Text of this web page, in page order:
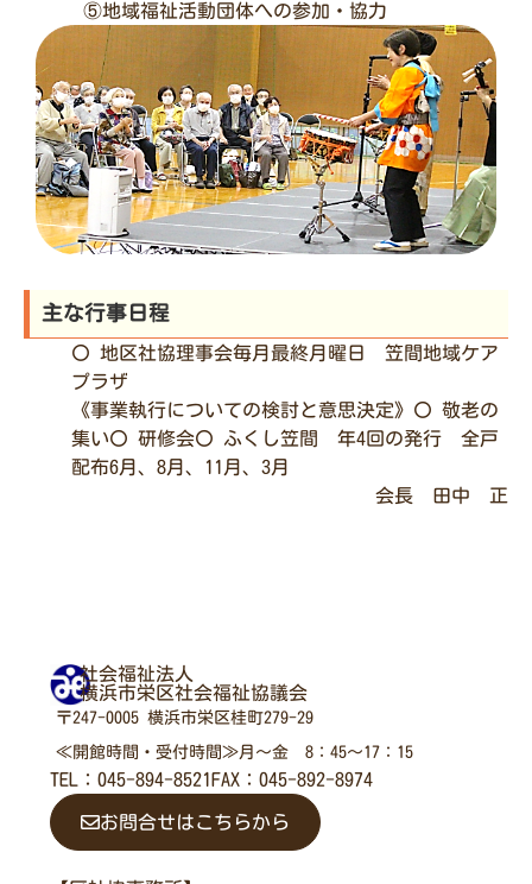
⑤地域福祉活動団体への参加・協力
主な行事日程
〇 地区社協理事会毎月最終月曜日 笠間地域ケア
プラザ
《事業執行についての検討と意思決定》〇 敬老の
集い〇 研修会〇 ふくし笠間 年4回の発行 全戸
配布6月、8月、11月、3月
会長 田中 正
社会福祉法人
横浜市栄区社会福祉協議会
〒247-0005 横浜市栄区桂町279-29
≪開館時間・受付時間≫月～金 8：45～17：15
TEL：045-894-8521FAX：045-892-8974
お問合せはこちらから